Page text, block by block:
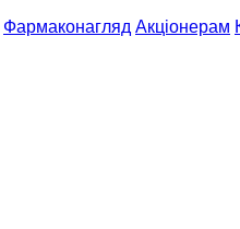
Фармаконагляд Акціонерам